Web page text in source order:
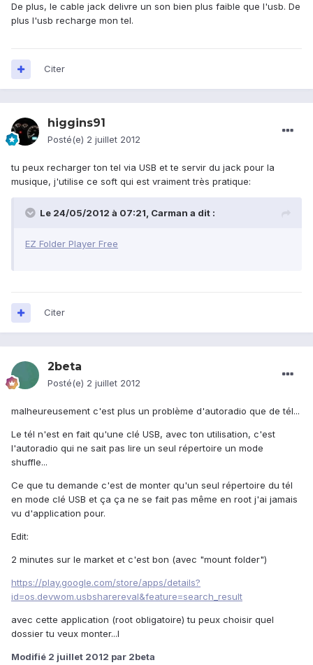
De plus, le cable jack delivre un son bien plus faible que l'usb. De
plus l'usb recharge mon tel.
Citer
higgins91
Posté(e) 2 juillet 2012
tu peux recharger ton tel via USB et te servir du jack pour la
musique, j'utilise ce soft qui est vraiment très pratique:
Le 24/05/2012 à 07:21, Carman a dit :
EZ Folder Player Free
Citer
2beta
Posté(e) 2 juillet 2012
malheureusement c'est plus un problème d'autoradio que de tél...
Le tél n'est en fait qu'une clé USB, avec ton utilisation, c'est
l'autoradio qui ne sait pas lire un seul répertoire un mode
shuffle...
Ce que tu demande c'est de monter qu'un seul répertoire du tél
en mode clé USB et ça ça ne se fait pas même en root j'ai jamais
vu d'application pour.
Edit:
2 minutes sur le market et c'est bon (avec "mount folder")
https://play.google.com/store/apps/details?
id=os.devwom.usbsharereval&feature=search_result
avec cette application (root obligatoire) tu peux choisir quel
dossier tu veux monter...l
Modifié 2 juillet 2012 par 2beta